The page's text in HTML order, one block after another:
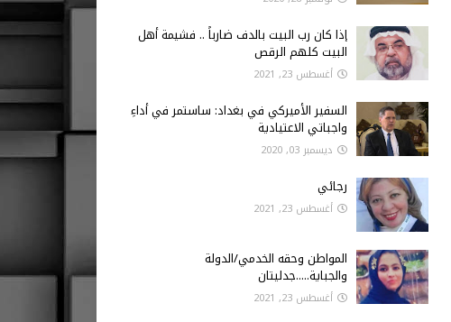
إذا كان رب البيت بالدف ضارباً .. فشيمة أهل
البيت كلهم الرقص
أغسطس 23, 2021
السفير الأميركي في بغداد: ساستمر في أداءِ
واجباتي الاعتيادية
ديسمبر 03, 2020
رجائي
أغسطس 23, 2021
المواطن وحقه الخدمي/الدولة
والجباية.....جدليتان
أغسطس 23, 2021